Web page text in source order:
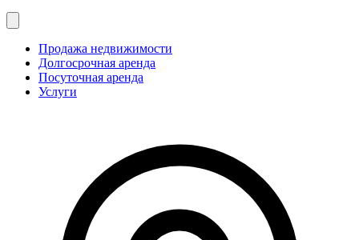
Продажа недвижимости
Долгосрочная аренда
Посуточная аренда
Услуги